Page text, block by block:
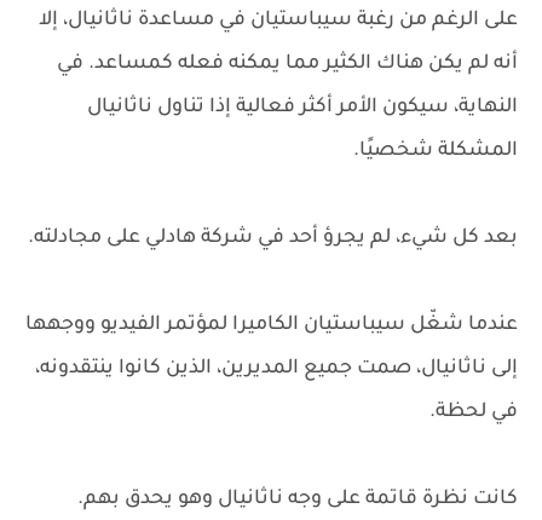
على الرغم من رغبة سيباستيان في مساعدة ناثانيال، إلا
أنه لم يكن هناك الكثير مما يمكنه فعله كمساعد. في
النهاية، سيكون الأمر أكثر فعالية إذا تناول ناثانيال
المشكلة شخصيًا.
بعد كل شيء، لم يجرؤ أحد في شركة هادلي على مجادلته.
عندما شغّل سيباستيان الكاميرا لمؤتمر الفيديو ووجهها
إلى ناثانيال، صمت جميع المديرين، الذين كانوا ينتقدونه،
في لحظة.
كانت نظرة قاتمة على وجه ناثانيال وهو يحدق بهم.